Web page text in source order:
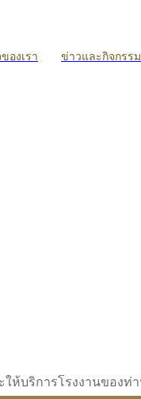
องเรา ข่าวและกิจกรรม
บริการโรงงานของท่